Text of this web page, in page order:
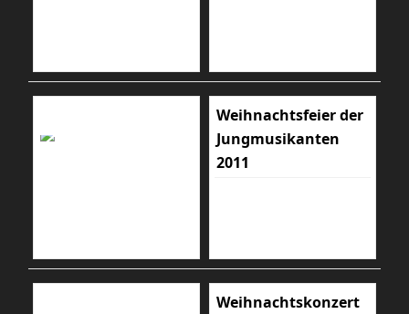
Weihnachtsfeier der
Jungmusikanten
2011
Weihnachtskonzert